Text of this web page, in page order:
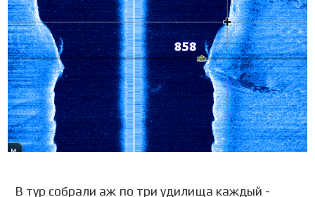
В тур собрали аж по три удилища каждый -